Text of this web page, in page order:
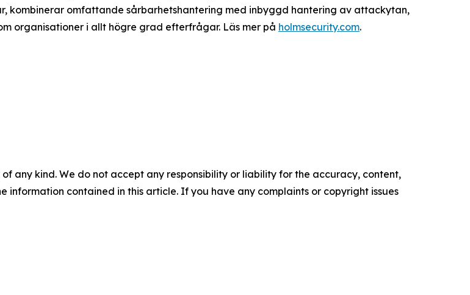
kombinerar omfattande sårbarhetshantering med inbyggd hantering av attackytan,
organisationer i allt högre grad efterfrågar. Läs mer på holmsecurity.com.
any kind. We do not accept any responsibility or liability for the accuracy, content,
information contained in this article. If you have any complaints or copyright issues